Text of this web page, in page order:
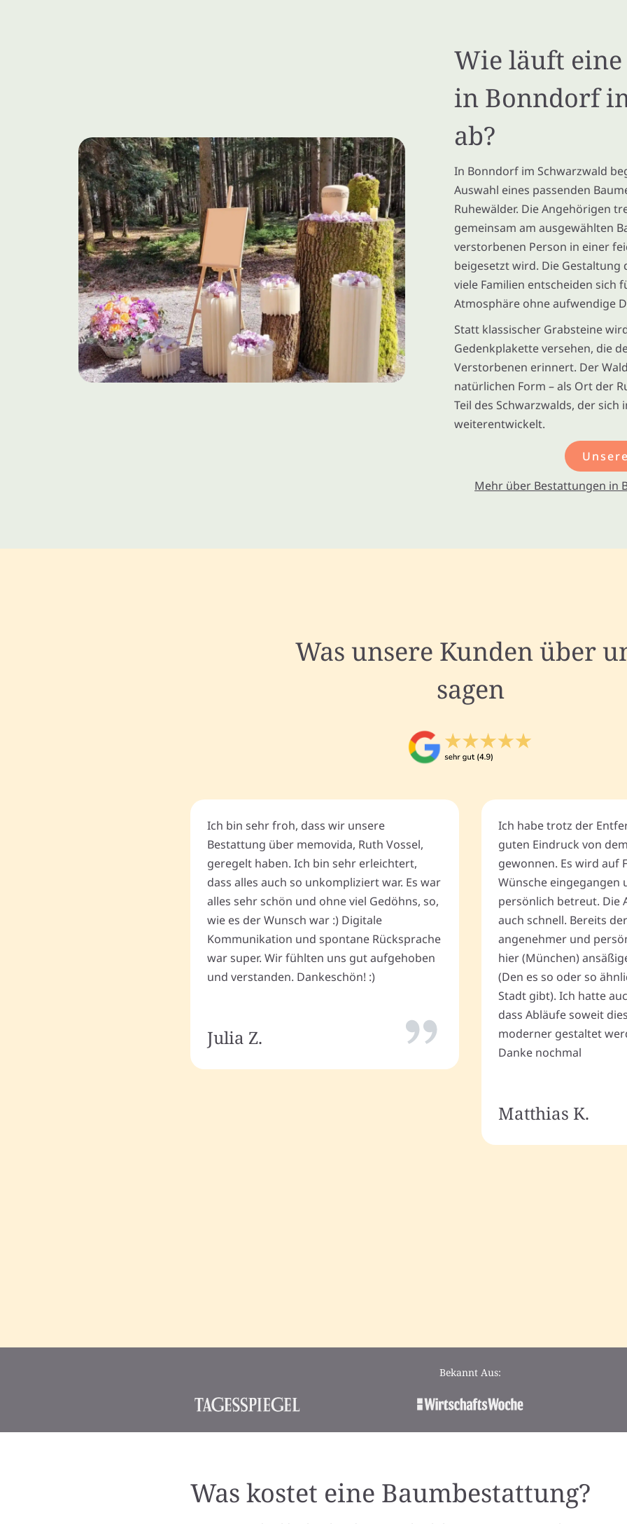
Wie läuft
in Bonndorf
ab?
In Bonndorf im Schwarzwald
Auswahl eines passenden
Ruhewälder. Die Angehörigen
gemeinsam am ausgewählten
verstorbenen Person in einer
beigesetzt wird. Die
viele Familien entscheiden sich
Atmosphäre ohne aufwendige
Statt klassischer Grabsteine
Gedenkplakette versehen, die
Verstorbenen erinnert. Der
natürlichen Form – als Ort der
Teil des Schwarzwalds, der sich
weiterentwickelt.
Mehr über Bestattungen in
Was unsere Kunden über
sagen
Ich bin sehr froh, dass wir unsere
Bestattung über memovida, Ruth Vossel,
geregelt haben. Ich bin sehr erleichtert,
dass alles auch so unkompliziert war. Es war
alles sehr schön und ohne viel Gedöhns, so,
wie es der Wunsch war :) Digitale
Kommunikation und spontane Rücksprache
war super. Wir fühlten uns gut aufgehoben
und verstanden. Dankeschön! :)
Julia Z.
Ich habe trotz der
guten Eindruck von
gewonnen. Es wird auf
Wünsche eingegangen
persönlich betreut. Die
auch schnell. Bereits
angenehmer und
hier (München)
(Den es so oder so
Stadt gibt). Ich hatte
dass Abläufe soweit
moderner gestaltet
Danke nochmal
Matthias K.
Bekannt Aus:
Was kostet eine Baumbestattung?